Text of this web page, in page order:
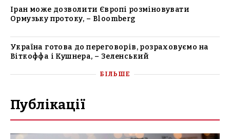
Іран може дозволити Європі розміновувати
Ормузьку протоку, – Bloomberg
Україна готова до переговорів, розраховуємо на
Віткоффа і Кушнера, – Зеленський
БІЛЬШЕ
Публікації